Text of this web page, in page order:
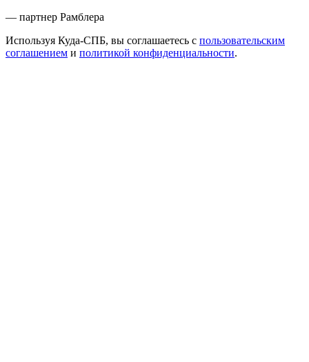
— партнер Рамблера
Используя Куда-СПБ, вы соглашаетесь с пользовательским
соглашением и политикой конфиденциальности.